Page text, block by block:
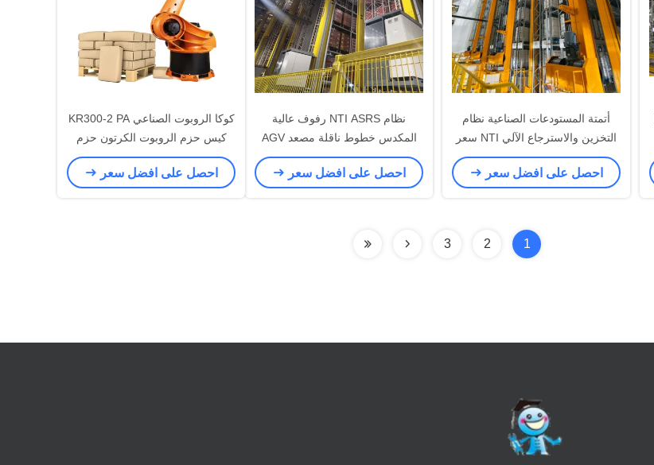
أتمتة المستودعات الصناعية نظام
التخزين والاسترجاع الآلي NTI سعر
المستودع عالي الارتفاع
احصل على افضل سعر
نظام NTI ASRS رفوف عالية
المكدس خطوط ناقلة مصعد AGV
سيارة مكوكية سياج أمان نظام
مستودع ذكي
احصل على افضل سعر
كوكا الروبوت الصناعي KR300-2 PA
كيس حزم الروبوت الكرتون حزم
الصندوق الروبوت التراص السعر
احصل على افضل سعر
1
2
3